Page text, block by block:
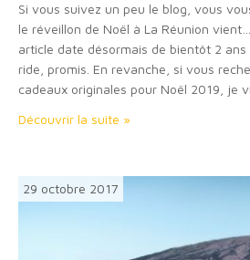
Si vous suivez un peu le blog, vous
le réveillon de Noël à La Réunion
article date désormais de bientôt 2 ans
ride, promis. En revanche, si vous
cadeaux originales pour Noël 2019, je
Découvrir la suite »
29 octobre 2017